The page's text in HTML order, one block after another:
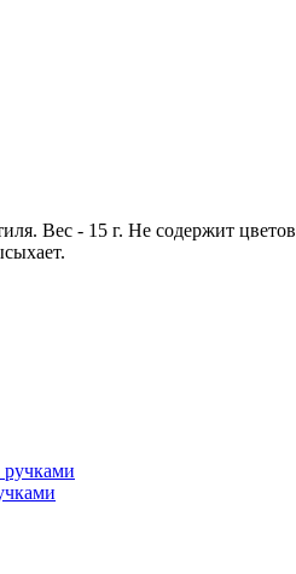
Вес - 15 г. Не содержит